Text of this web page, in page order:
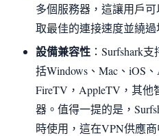
多個服務器，這讓用戶
取最佳的連接速度並繞過
設備兼容性 ：Surfshark
括Windows、Mac、iOS
FireTV，AppleTV，其他
器。值得一提的是，
時使用，這在VPN供應商